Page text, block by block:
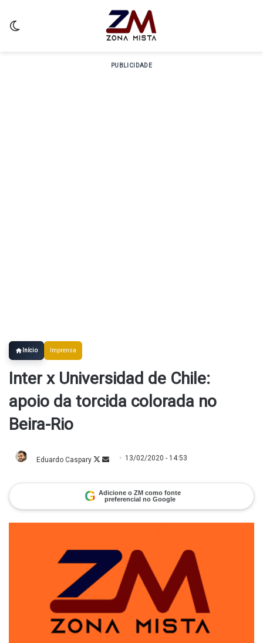
PUBLICIDADE
Início Imprensa
Inter x Universidad de Chile:
apoio da torcida colorada no
Beira-Rio
Eduardo Caspary FollowMande
mail
13/02/2020 - 14:53
G Adicione o ZM como fonte
preferencial no Google